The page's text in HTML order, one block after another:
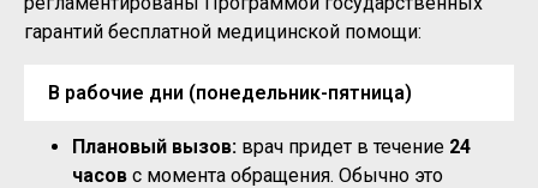
гарантий бесплатной медицинской помощи:
В рабочие дни (понедельник-пятница)
Плановый вызов: врач придет в течение 24
часов с момента обращения. Обычно это